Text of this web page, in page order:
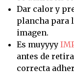
Dar calor y
plancha para
imagen.
Es muyyyy
antes de
correcta